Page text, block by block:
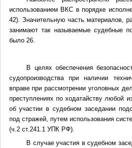
использованием ВКС в порядке
42). Значительную часть материалов,
занимают так называемые судебные
было 26.
В целях обеспечения
судопроизводства при наличии
вправе при рассмотрении уголовных
преступлениях по ходатайству любой
об участии в судебном заседании
под стражей, путем использования
(ч.2 ст.241.1 УПК РФ).
В случае участия в судебном